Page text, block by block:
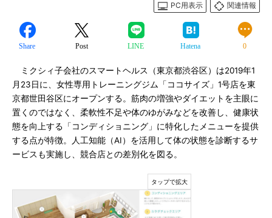
PC用表示
関連情報
Share Post LINE Hatena 0
ミクシィ子会社のスマートヘルス（東京都渋谷区）は2019年1
月23日に、女性専用トレーニングジム「ココサイズ」1号店を東
京都世田谷区にオープンする。筋肉の増強やダイエットを主眼に
置くのではなく、柔軟性不足や体のゆがみなどを改善し、健康状
態を向上する「コンディショニング」に特化したメニューを提供
する点が特徴。人工知能（AI）を活用して体の状態を診断するサ
ービスも実施し、競合店との差別化を図る。